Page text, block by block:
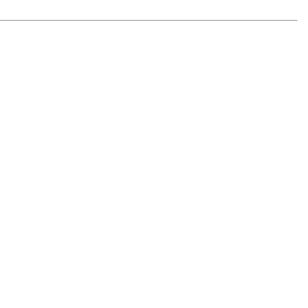
Vipps, Klarna och Google Pay.
debiteras kortet/fakturan.